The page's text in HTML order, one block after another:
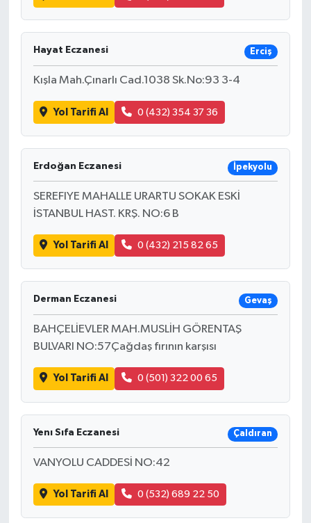
Hayat Eczanesi Erciş
Kışla Mah.Çınarlı Cad.1038 Sk.No:93 3-4
Yol Tarifi Al 0 (432) 354 37 36
Erdoğan Eczanesi İpekyolu
SEREFIYE MAHALLE URARTU SOKAK ESKİ
İSTANBUL HAST. KRŞ. NO:6 B
Yol Tarifi Al 0 (432) 215 82 65
Derman Eczanesi Gevaş
BAHÇELİEVLER MAH.MUSLİH GÖRENTAŞ
BULVARI NO:57Çağdaş fırının karşısı
Yol Tarifi Al 0 (501) 322 00 65
Yenı Sıfa Eczanesi Çaldıran
VANYOLU CADDESİ NO:42
Yol Tarifi Al 0 (532) 689 22 50